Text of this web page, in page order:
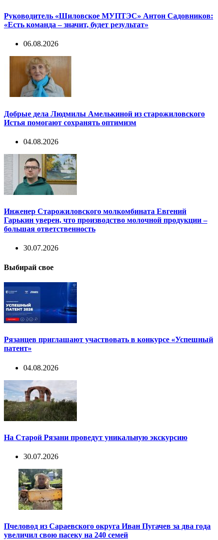
Руководитель «Шиловское МУПТЭС» Антон Садовников:
«Есть команда – значит, будет результат»
06.08.2026
Добрые дела Людмилы Амелькиной из старожиловского
Истья помогают сохранять оптимизм
04.08.2026
Инженер Старожиловского молкомбината Евгений
Гарькин уверен, что производство молочной продукции –
большая ответственность
30.07.2026
Выбирай свое
Рязанцев приглашают участвовать в конкурсе «Успешный
патент»
04.08.2026
На Старой Рязани проведут уникальную экскурсию
30.07.2026
Пчеловод из Сараевского округа Иван Пугачев за два года
увеличил свою пасеку на 240 семей